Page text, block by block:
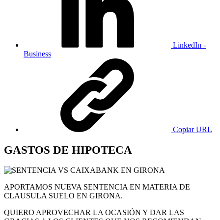
LinkedIn -
Business
Copiar URL
GASTOS DE HIPOTECA
APORTAMOS NUEVA SENTENCIA EN MATERIA DE
CLAUSULA SUELO EN GIRONA.
QUIERO APROVECHAR LA OCASIÓN Y DAR LAS